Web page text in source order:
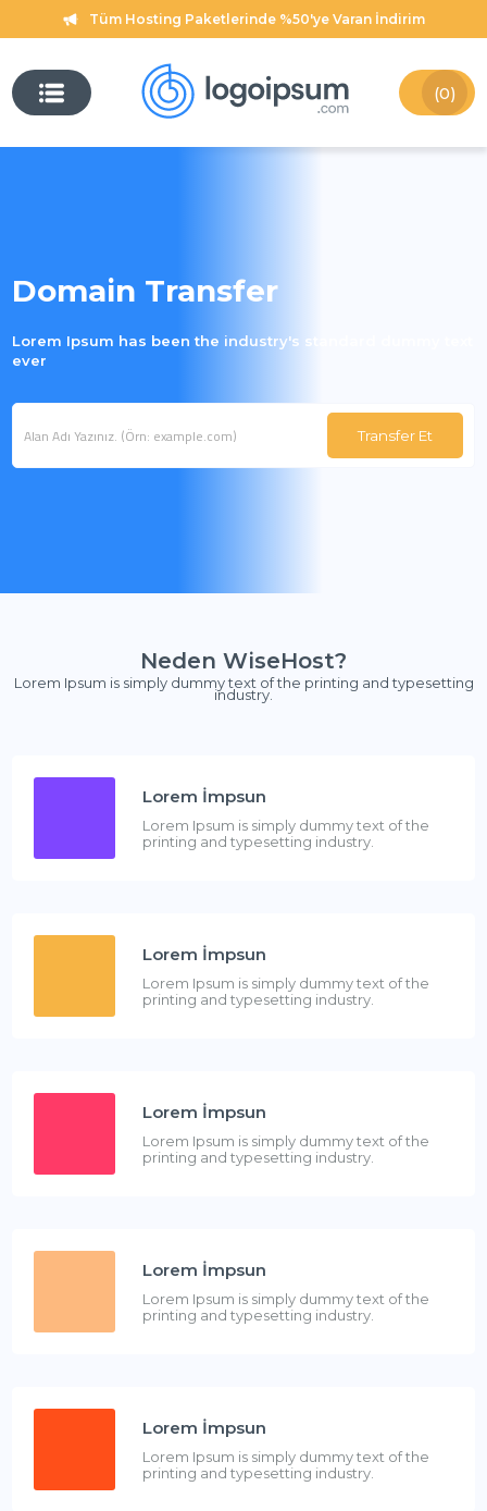
Tüm Hosting Paketlerinde %50'ye Varan İndirim
(0)
Domain Transfer
Lorem Ipsum has been the industry's standard dummy text
ever
Transfer Et
Neden WiseHost?
Lorem Ipsum is simply dummy text of the printing and typesetting
industry.
Lorem İmpsun
Lorem Ipsum is simply dummy text of the
printing and typesetting industry.
Lorem İmpsun
Lorem Ipsum is simply dummy text of the
printing and typesetting industry.
Lorem İmpsun
Lorem Ipsum is simply dummy text of the
printing and typesetting industry.
Lorem İmpsun
Lorem Ipsum is simply dummy text of the
printing and typesetting industry.
Lorem İmpsun
Lorem Ipsum is simply dummy text of the
printing and typesetting industry.